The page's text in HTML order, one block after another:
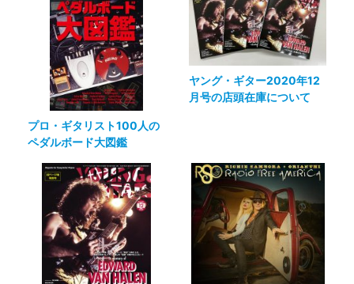
プロ・ギタリスト100人の
ペダルボード大図鑑
ヤング・ギター2020年12
月号の店頭在庫について